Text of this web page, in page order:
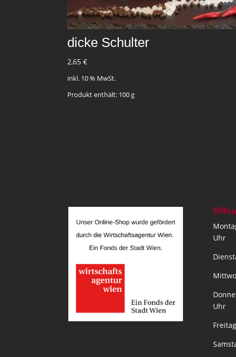
dicke Schulter
2,65 €
inkl. 10 % MwSt.
Produkt enthält: 100g
Uhr
Uhr